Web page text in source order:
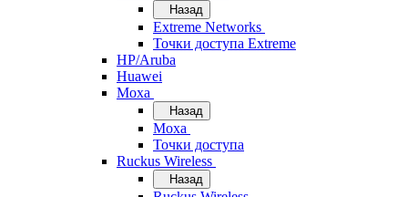
Назад
Extreme Networks
Точки доступа Extreme
HP/Aruba
Huawei
Moxa
Назад
Moxa
Точки доступа
Ruckus Wireless
Назад